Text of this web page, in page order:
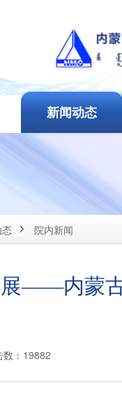
新闻动态
 院内新闻
——内蒙
数：19882